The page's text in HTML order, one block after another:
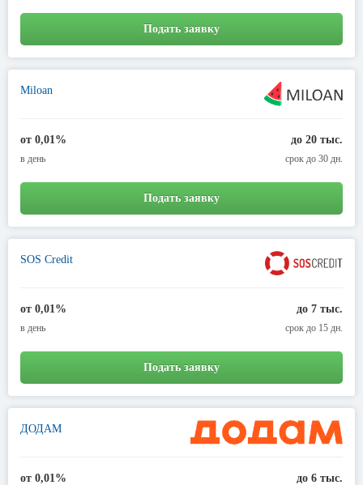
Подать заявку
Miloan
от 0,01%
в день
до 20 тыс.
срок до 30 дн.
Подать заявку
SOS Credit
от 0,01%
в день
до 7 тыс.
срок до 15 дн.
Подать заявку
ДОДАМ
от 0,01% до 6 тыс.